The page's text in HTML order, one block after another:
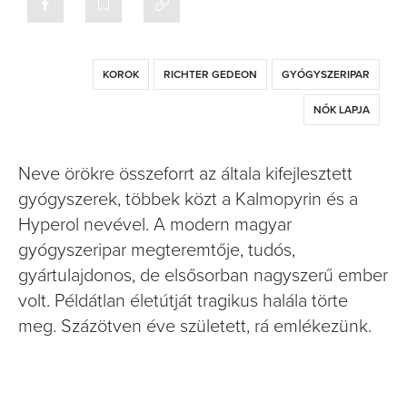
KOROK RICHTER GEDEON GYÓGYSZERIPAR
NŐK LAPJA
Neve örökre összeforrt az általa kifejlesztett
gyógyszerek, többek közt a Kalmopyrin és a
Hyperol nevével. A modern magyar
gyógyszeripar megteremtője, tudós,
gyártulajdonos, de elsősorban nagyszerű ember
volt. Példátlan életútját tragikus halála törte
meg. Százötven éve született, rá emlékezünk.